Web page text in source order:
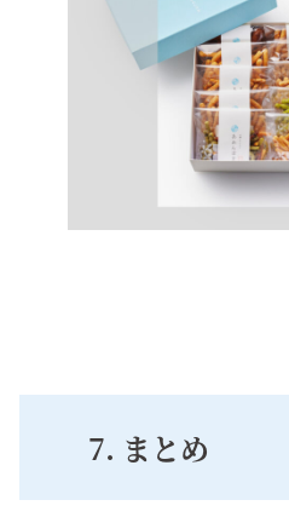
7. まとめ